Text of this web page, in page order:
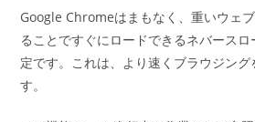
テ
ゴ
リ
ー:
Google Chromeはまもなく、重いウェ
ることですぐにロードできるネバース
定です。これは、より速くブラウジング
す。